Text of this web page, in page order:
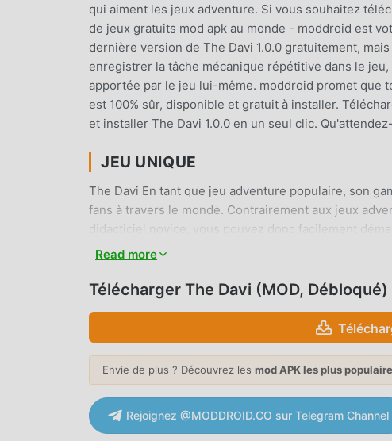
qui aiment les jeux adventure. Si vous souhaitez
de jeux gratuits mod apk au monde - moddroid est
dernière version de The Davi 1.0.0 gratuitement,
enregistrer la tâche mécanique répétitive dans le
apportée par le jeu lui-même. moddroid promet que
est 100% sûr, disponible et gratuit à installer.
et installer The Davi 1.0.0 en un seul clic.
JEU UNIQUE
The Davi En tant que jeu adventure populaire, son
fans à travers le monde. Contrairement aux jeux
didacticiel novice, vous pouvez donc facilement
classiques adventure The Davi 1.0.0. Dans le même
jeux adventure du monde entier, qu'attendez-vous,
BEL ÉCRAN
Comme les jeux adventure traditionnels, The Davi
adventure traditionnels, The Davi 1.0.0 a adopté un
audacieuses. Avec une technologie plus avancée,
Read more
Télécharger The Davi (MOD, Débloqué)
Envie de plus ? Découvrez les mod APK les plus
Rejoignez @MODDROID.CO sur Telegram Channel